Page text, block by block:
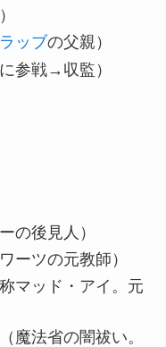
ッブの父親）
参戦→収監）
の後見人）
ーツの元教師）
称マッド・アイ。元
（魔法省の闇祓い。